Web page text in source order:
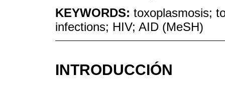
KEYWORDS: toxoplasmosis;
infections; HIV; AID (MeSH)
INTRODUCCIÓN